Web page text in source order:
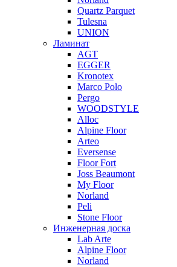
Quartz Parquet
Tulesna
UNION
Ламинат
AGT
EGGER
Kronotex
Marco Polo
Pergo
WOODSTYLE
Alloc
Alpine Floor
Arteo
Eversense
Floor Fort
Joss Beaumont
My Floor
Norland
Peli
Stone Floor
Инженерная доска
Lab Arte
Alpine Floor
Norland